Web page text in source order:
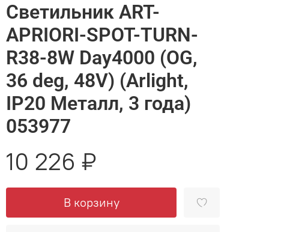
Светильник ART-
APRIORI-SPOT-TURN-
R38-8W Day4000 (OG,
36 deg, 48V) (Arlight,
IP20 Металл, 3 года)
053977
10 226 ₽
В корзину